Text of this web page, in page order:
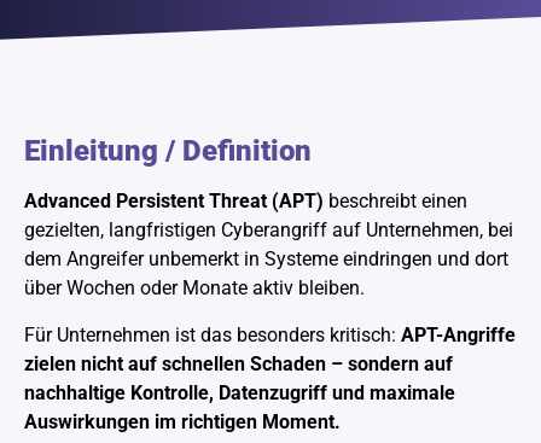
Einleitung / Definition
Advanced Persistent Threat (APT) beschreibt einen
gezielten, langfristigen Cyberangriff auf Unternehmen, bei
dem Angreifer unbemerkt in Systeme eindringen und dort
über Wochen oder Monate aktiv bleiben.
Für Unternehmen ist das besonders kritisch: APT-Angriffe
zielen nicht auf schnellen Schaden – sondern auf
nachhaltige Kontrolle, Datenzugriff und maximale
Auswirkungen im richtigen Moment.